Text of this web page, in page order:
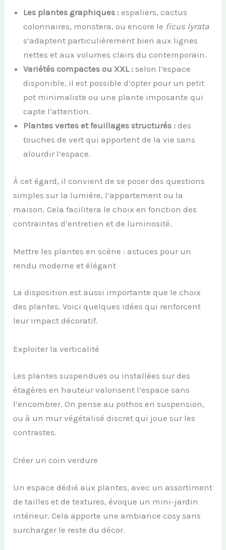
Les plantes graphiques : espaliers, cactus
colonnaires, monstera, ou encore le ficus lyrata
s’adaptent particulièrement bien aux lignes
nettes et aux volumes clairs du contemporain.
Variétés compactes ou XXL : selon l’espace
disponible, il est possible d’opter pour un petit
pot minimaliste ou une plante imposante qui
capte l’attention.
Plantes vertes et feuillages structurés : des
touches de vert qui apportent de la vie sans
alourdir l’espace.
À cet égard, il convient de se poser des questions
simples sur la lumière, l’appartement ou la
maison. Cela facilitera le choix en fonction des
contraintes d’entretien et de luminosité.
Mettre les plantes en scène : astuces pour un
rendu moderne et élégant
La disposition est aussi importante que le choix
des plantes. Voici quelques idées qui renforcent
leur impact décoratif.
Exploiter la verticalité
Les plantes suspendues ou installées sur des
étagères en hauteur valorisent l’espace sans
l’encombrer. On pense au pothos en suspension,
ou à un mur végétalisé discret qui joue sur les
contrastes.
Créer un coin verdure
Un espace dédié aux plantes, avec un assortiment
de tailles et de textures, évoque un mini-jardin
intérieur. Cela apporte une ambiance cosy sans
surcharger le reste du décor.